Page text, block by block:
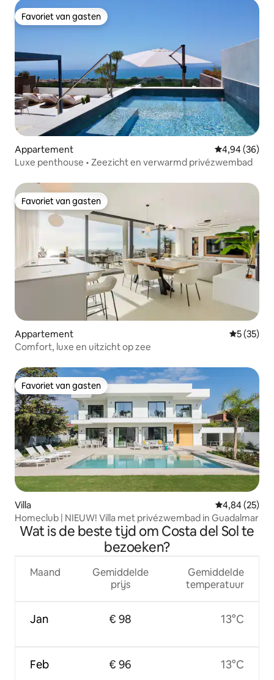
Favoriet van gasten
Favoriet van gasten
Appartement Gemiddelde
4,94 (36)
Luxe penthouse • Zeezicht en verwarmd privézwembad
Favoriet van gasten
Favoriet van gasten
Appartement
5 (35)
Comfort, luxe en uitzicht op zee
Favoriet van gasten
Favoriet van gasten
Villa Gemiddelde
4,84 (25)
Homeclub | NIEUW! Villa met privézwembad in Guadalmar
Wat is de beste tijd om Costa del Sol te
bezoeken?
Maand
Jan
Feb
Gemiddelde
prijs
€ 98
€ 96
Gemiddelde
temperatuur
13°C
13°C